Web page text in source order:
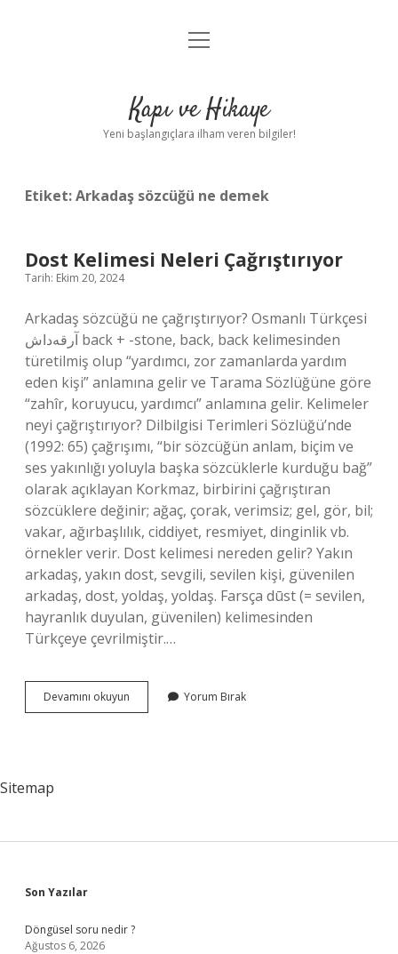
Anasayfa
Yasal Uyarı
menüyü
Kapı ve Hikaye
Yeni başlangıçlara ilham veren bilgiler!
Etiket:Arkadaş sözcüğü ne demek
Dost Kelimesi Neleri Çağrıştırıyor
Tarih: Ekim 20, 2024
Arkadaş sözcüğü ne çağrıştırıyor? Osmanlı Türkçesi
آرقه‌داش back + -stone, back, back kelimesinden
türetilmiş olup “yardımcı, zor zamanlarda yardım
eden kişi” anlamına gelir ve Tarama Sözlüğüne göre
“zahîr, koruyucu, yardımcı” anlamına gelir. Kelimeler
neyi çağrıştırıyor? Dilbilgisi Terimleri Sözlüğü’nde
(1992: 65) çağrışımı, “bir sözcüğün anlam, biçim ve
ses yakınlığı yoluyla başka sözcüklerle kurduğu bağ”
olarak açıklayan Korkmaz, birbirini çağrıştıran
sözcüklere değinir; ağaç, çorak, verimsiz; gel, gör, bil;
vakar, ağırbaşlılık, ciddiyet, resmiyet, dinginlik vb.
örnekler verir. Dost kelimesi nereden gelir? Yakın
arkadaş, yakın dost, sevgili, sevilen kişi, güvenilen
arkadaş, dost, yoldaş, yoldaş. Farsça dūst (= sevilen,
hayranlık duyulan, güvenilen) kelimesinden
Türkçeye çevrilmiştir.…
Devamını okuyun
Kelimesi
Yorum Bırak
Sitemap
Sidebar
Son Yazılar
Döngüsel soru nedir ?
Ağustos 6, 2026